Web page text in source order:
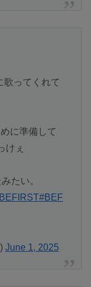
歌ってくれて
に準備して
けぇ
たい。
#BEF
June 1, 2025